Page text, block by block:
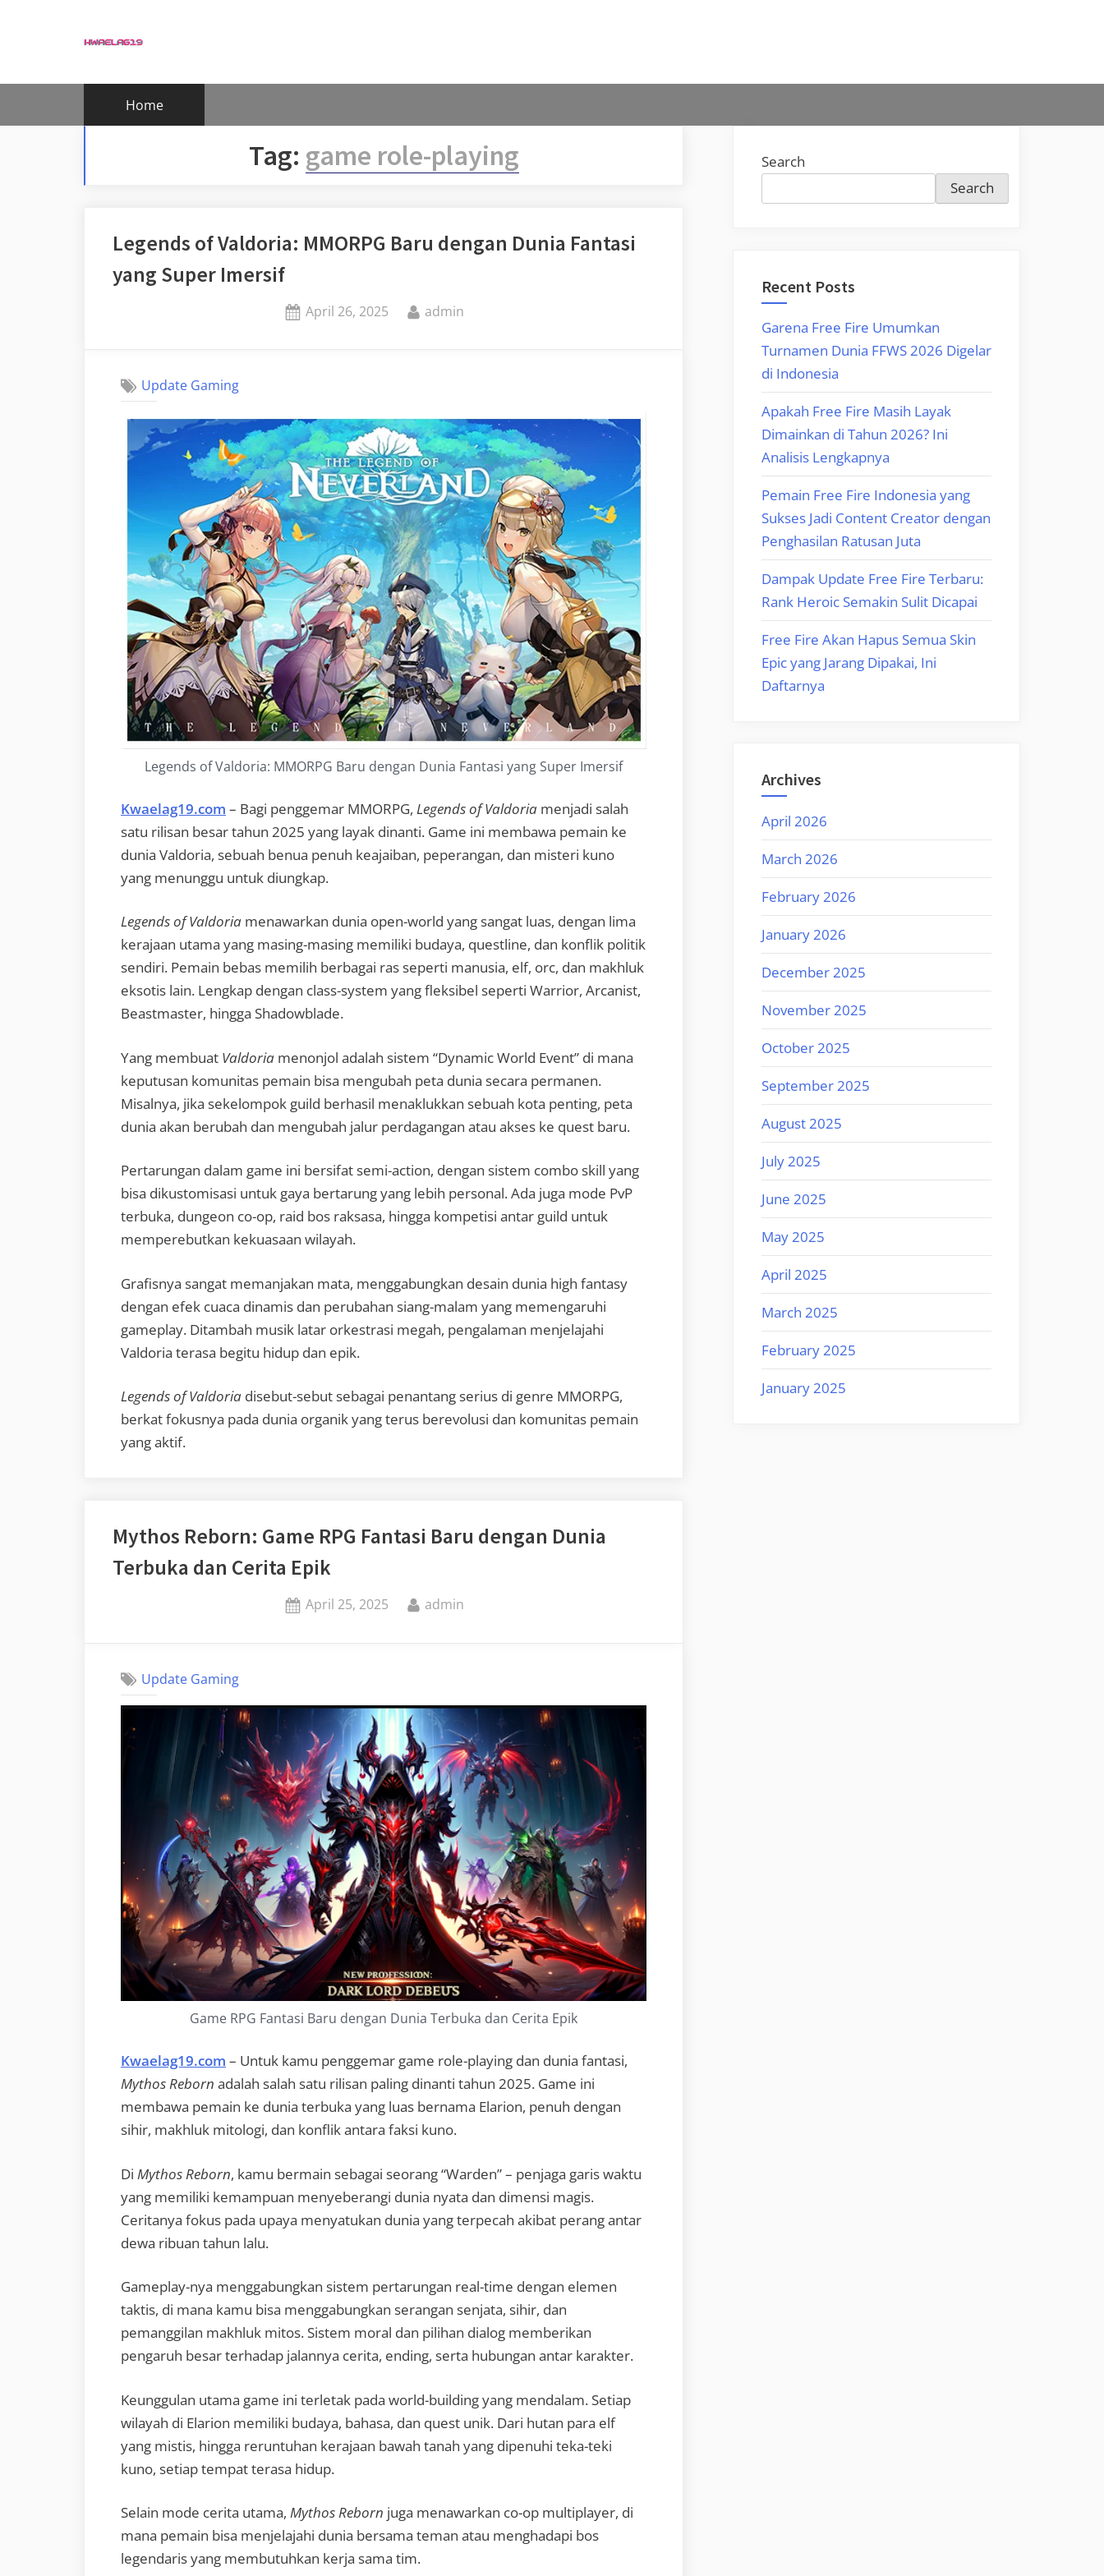
Home
Tag: game role-playing
Legends of Valdoria: MMORPG Baru dengan Dunia Fantasi
yang Super Imersif
Posted
April 26, 2025 By
admin
Update Gaming
Legends of Valdoria: MMORPG Baru dengan Dunia Fantasi yang Super Imersif
Kwaelag19.com – Bagi penggemar MMORPG, Legends of Valdoria menjadi salah
satu rilisan besar tahun 2025 yang layak dinanti. Game ini membawa pemain ke
dunia Valdoria, sebuah benua penuh keajaiban, peperangan, dan misteri kuno
yang menunggu untuk diungkap.
Legends of Valdoria menawarkan dunia open-world yang sangat luas, dengan lima
kerajaan utama yang masing-masing memiliki budaya, questline, dan konflik politik
sendiri. Pemain bebas memilih berbagai ras seperti manusia, elf, orc, dan makhluk
eksotis lain. Lengkap dengan class-system yang fleksibel seperti Warrior, Arcanist,
Beastmaster, hingga Shadowblade.
Yang membuat Valdoria menonjol adalah sistem “Dynamic World Event” di mana
keputusan komunitas pemain bisa mengubah peta dunia secara permanen.
Misalnya, jika sekelompok guild berhasil menaklukkan sebuah kota penting, peta
dunia akan berubah dan mengubah jalur perdagangan atau akses ke quest baru.
Pertarungan dalam game ini bersifat semi-action, dengan sistem combo skill yang
bisa dikustomisasi untuk gaya bertarung yang lebih personal. Ada juga mode PvP
terbuka, dungeon co-op, raid bos raksasa, hingga kompetisi antar guild untuk
memperebutkan kekuasaan wilayah.
Grafisnya sangat memanjakan mata, menggabungkan desain dunia high fantasy
dengan efek cuaca dinamis dan perubahan siang-malam yang memengaruhi
gameplay. Ditambah musik latar orkestrasi megah, pengalaman menjelajahi
Valdoria terasa begitu hidup dan epik.
Legends of Valdoria disebut-sebut sebagai penantang serius di genre MMORPG,
berkat fokusnya pada dunia organik yang terus berevolusi dan komunitas pemain
yang aktif.
Mythos Reborn: Game RPG Fantasi Baru dengan Dunia
Terbuka dan Cerita Epik
Posted
April 25, 2025 By
admin
Update Gaming
Game RPG Fantasi Baru dengan Dunia Terbuka dan Cerita Epik
Kwaelag19.com – Untuk kamu penggemar game role-playing dan dunia fantasi,
Mythos Reborn adalah salah satu rilisan paling dinanti tahun 2025. Game ini
membawa pemain ke dunia terbuka yang luas bernama Elarion, penuh dengan
sihir, makhluk mitologi, dan konflik antara faksi kuno.
Di Mythos Reborn, kamu bermain sebagai seorang “Warden” – penjaga garis waktu
yang memiliki kemampuan menyeberangi dunia nyata dan dimensi magis.
Ceritanya fokus pada upaya menyatukan dunia yang terpecah akibat perang antar
dewa ribuan tahun lalu.
Gameplay-nya menggabungkan sistem pertarungan real-time dengan elemen
taktis, di mana kamu bisa menggabungkan serangan senjata, sihir, dan
pemanggilan makhluk mitos. Sistem moral dan pilihan dialog memberikan
pengaruh besar terhadap jalannya cerita, ending, serta hubungan antar karakter.
Keunggulan utama game ini terletak pada world-building yang mendalam. Setiap
wilayah di Elarion memiliki budaya, bahasa, dan quest unik. Dari hutan para elf
yang mistis, hingga reruntuhan kerajaan bawah tanah yang dipenuhi teka-teki
kuno, setiap tempat terasa hidup.
Selain mode cerita utama, Mythos Reborn juga menawarkan co-op multiplayer, di
mana pemain bisa menjelajahi dunia bersama teman atau menghadapi bos
legendaris yang membutuhkan kerja sama tim.
Search
Search
Recent Posts
Garena Free Fire Umumkan
Turnamen Dunia FFWS 2026 Digelar
di Indonesia
Apakah Free Fire Masih Layak
Dimainkan di Tahun 2026? Ini
Analisis Lengkapnya
Pemain Free Fire Indonesia yang
Sukses Jadi Content Creator dengan
Penghasilan Ratusan Juta
Dampak Update Free Fire Terbaru:
Rank Heroic Semakin Sulit Dicapai
Free Fire Akan Hapus Semua Skin
Epic yang Jarang Dipakai, Ini
Daftarnya
Archives
April 2026
March 2026
February 2026
January 2026
December 2025
November 2025
October 2025
September 2025
August 2025
July 2025
June 2025
May 2025
April 2025
March 2025
February 2025
January 2025